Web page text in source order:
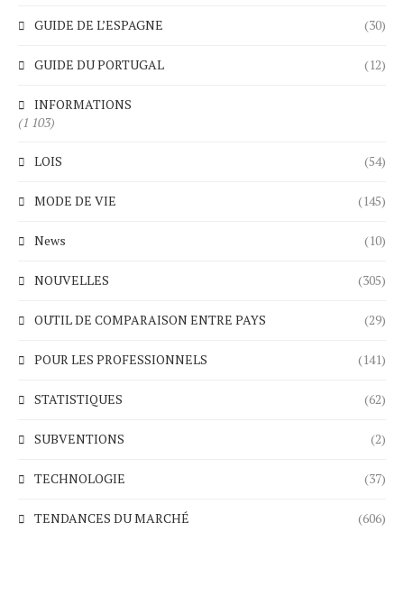
GUIDE DE L’ESPAGNE (30)
GUIDE DU PORTUGAL (12)
INFORMATIONS
(1 103)
LOIS (54)
MODE DE VIE (145)
News (10)
NOUVELLES (305)
OUTIL DE COMPARAISON ENTRE PAYS (29)
POUR LES PROFESSIONNELS (141)
STATISTIQUES (62)
SUBVENTIONS (2)
TECHNOLOGIE (37)
TENDANCES DU MARCHÉ (606)